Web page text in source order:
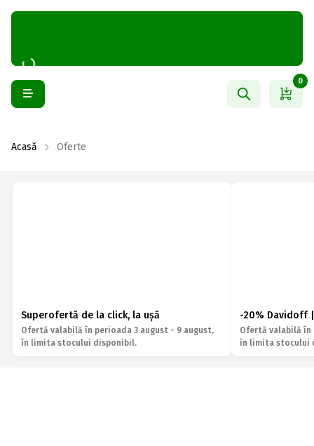
0
Acasă Oferte
Superofertă de la click, la ușă
Ofertă valabilă în perioada 3 august - 9 august,
în limita stocului disponibil.
-20% Davidoff
Ofertă valabilă în
în limita stocului